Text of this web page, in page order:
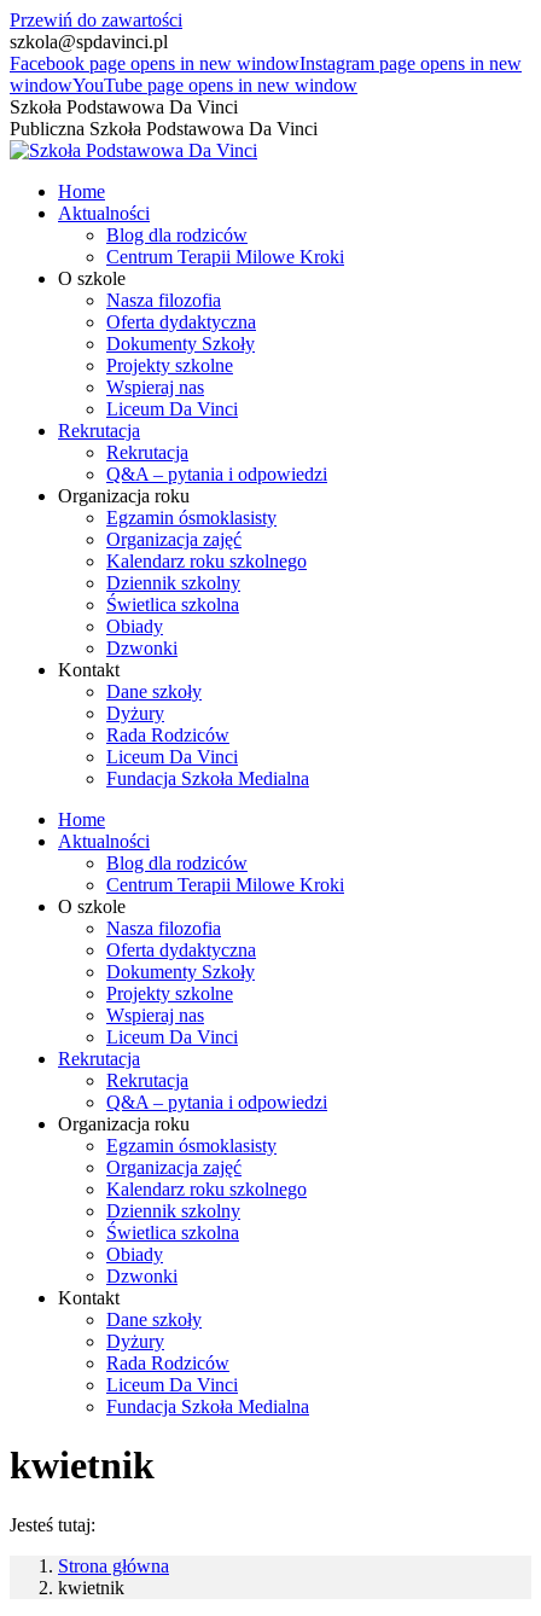
Przewiń do zawartości
szkola@spdavinci.pl
Facebook page opens in new windowInstagram page opens in new
windowYouTube page opens in new window
Szkoła Podstawowa Da Vinci
Publiczna Szkoła Podstawowa Da Vinci
Home
Aktualności
Blog dla rodziców
Centrum Terapii Milowe Kroki
O szkole
Nasza filozofia
Oferta dydaktyczna
Dokumenty Szkoły
Projekty szkolne
Wspieraj nas
Liceum Da Vinci
Rekrutacja
Rekrutacja
Q&A – pytania i odpowiedzi
Organizacja roku
Egzamin ósmoklasisty
Organizacja zajęć
Kalendarz roku szkolnego
Dziennik szkolny
Świetlica szkolna
Obiady
Dzwonki
Kontakt
Dane szkoły
Dyżury
Rada Rodziców
Liceum Da Vinci
Fundacja Szkoła Medialna
Home
Aktualności
Blog dla rodziców
Centrum Terapii Milowe Kroki
O szkole
Nasza filozofia
Oferta dydaktyczna
Dokumenty Szkoły
Projekty szkolne
Wspieraj nas
Liceum Da Vinci
Rekrutacja
Rekrutacja
Q&A – pytania i odpowiedzi
Organizacja roku
Egzamin ósmoklasisty
Organizacja zajęć
Kalendarz roku szkolnego
Dziennik szkolny
Świetlica szkolna
Obiady
Dzwonki
Kontakt
Dane szkoły
Dyżury
Rada Rodziców
Liceum Da Vinci
Fundacja Szkoła Medialna
kwietnik
Jesteś tutaj:
Strona główna
kwietnik